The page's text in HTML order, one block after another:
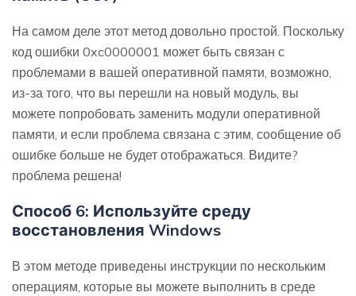
На самом деле этот метод довольно простой. Поскольку
код ошибки 0xc0000001 может быть связан с
проблемами в вашей оперативной памяти, возможно,
из-за того, что вы перешли на новый модуль, вы
можете попробовать заменить модули оперативной
памяти, и если проблема связана с этим, сообщение об
ошибке больше не будет отображаться. Видите?
проблема решена!
Способ 6: Используйте среду
восстановления Windows
В этом методе приведены инструкции по нескольким
операциям, которые вы можете выполнить в среде